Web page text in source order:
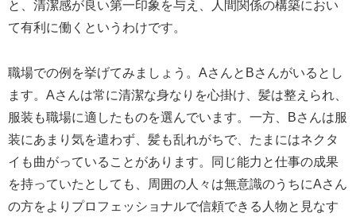
と、清潔感が良い第一印象を与え、人間関係の構築におい
て有利に働くというわけです。
職場での例を挙げてみましょう。AさんとBさんがいるとし
ます。Aさんは常に清潔な身なりを心掛け、髪は整えられ、
服装も職場に適したものを選んでいます。一方、Bさんは服
装にあまり気を遣わず、髪も乱れがちで、たまにはネクタ
イも曲がっていることがあります。同じ能力と仕事の成果
を持っていたとしても、周囲の人々は無意識のうちにAさん
の方をよりプロフェッショナルで信頼できる人物と見なす